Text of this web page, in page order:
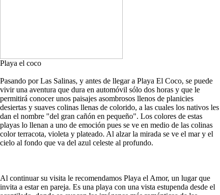
Playa el coco
Pasando por Las Salinas, y antes de llegar a Playa El Coco, se puede
vivir una aventura que dura en automóvil sólo dos horas y que le
permitirá conocer unos paisajes asombrosos llenos de planicies
desiertas y suaves colinas llenas de colorido, a las cuales los nativos les
dan el nombre "del gran cañón en pequeño". Los colores de estas
playas lo llenan a uno de emoción pues se ve en medio de las colinas
color terracota, violeta y plateado. Al alzar la mirada se ve el mar y el
cielo al fondo que va del azul celeste al profundo.
Al continuar su visita le recomendamos Playa el Amor, un lugar que
invita a estar en pareja. Es una playa con una vista estupenda desde el